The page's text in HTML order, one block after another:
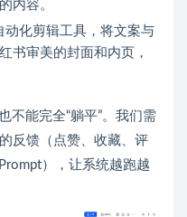
内容。
动化剪辑工具，将文案与
书审美的封面和内页，
不能完全“躺平”。我们需
反馈（点赞、收藏、评
），让系统越跑越